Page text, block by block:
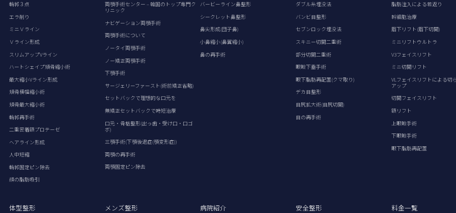
輪郭３点
エラ削り
ミニＶライン
Ｖライン形成
スリムアップVライン
ハートシェイプ頬骨縮小術
最大縮小Vライン形成
頬骨横幅縮小術
頬骨最大縮小術
輪郭再手術
二重密着額プロテーゼ
ヘアライン形成
人中短縮
輪郭固定ピン除去
顔の脂肪吸引
両顎手術センター – 韓国のトップ専門ク
リニック
ナビゲーション両顎手術
両顎手術について
ノータイ両顎手術
ノー矯正両顎手術
下顎手術
サージェリーファースト(術前矯正省略)
セットバックで理想的な口元を
無矯正セットバックで時短治療
口元・骨格整形(出っ歯・受け口・口ゴ
ボ)
三顎手術(下顎後退症(顎変形症))
両顎の再手術
両顎固定ピン除去
バービーライン鼻整形
シークレット鼻整形
鼻尖形成(団子鼻)
小鼻縮小(鼻翼縮小)
鼻の再手術
ダブル糸埋没法
バンビ目整形
セブンロック埋没法
スキニー切開二重術
部分切開二重術
眼瞼下垂手術
眼下脂肪再配置(クマ取り)
デカ目整形
目尻拡大術(目尻切開)
目の再手術
脂肪注入による若返り
幹細胞治療
眉下リフト(眉下切開)
ミニリフトウルトラ
V3フェイスリフト
ミニ切開リフト
VLフェイスリフトによる切
アップ
切開フェイスリフト
額リフト
上眼瞼手術
下眼瞼手術
眼下脂肪再配置
体型整形 メンズ整形 病院紹介 安全整形 料金一覧